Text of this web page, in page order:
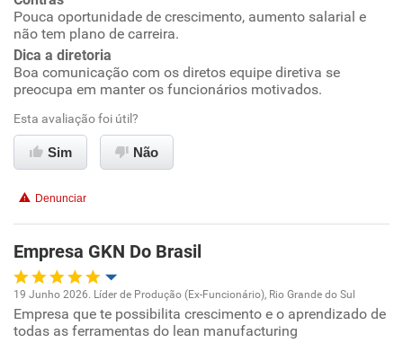
Benefícios
Recomenda esta empresa
Recomenda a diretoria
Pouca oportunidade de crescimento, aumento salarial e
não tem plano de carreira.
Dica a diretoria
Boa comunicação com os diretos equipe diretiva se
preocupa em manter os funcionários motivados.
Esta avaliação foi útil?
Sim Não
Denunciar
Empresa GKN Do Brasil
Oportunidade de promoção
19 Junho 2026. Líder de Produção (Ex-Funcionário), Rio Grande do Sul
Empresa que te possibilita crescimento e o aprendizado de
todas as ferramentas do lean manufacturing